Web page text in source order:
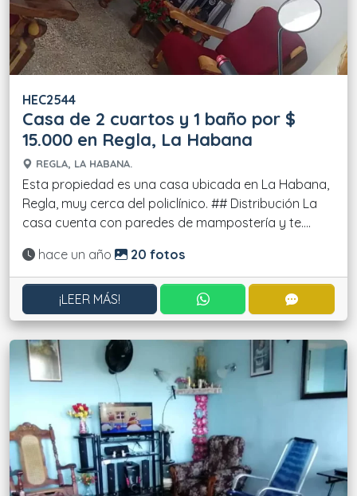
HEC2544
Casa de 2 cuartos y 1 baño por $
15.000 en Regla, La Habana
REGLA, LA HABANA.
Esta propiedad es una casa ubicada en La Habana,
Regla, muy cerca del policlínico. ## Distribución La
casa cuenta con paredes de mampostería y te....
Actualizado:
hace un año 20 fotos
¡LEER MÁS! CONTACTAR POR